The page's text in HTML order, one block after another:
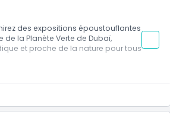
des expositions époustouflantes
la Planète Verte de Dubaï,
et proche de la nature pour tous
et aux expositions interactives
animaux
avec la faune